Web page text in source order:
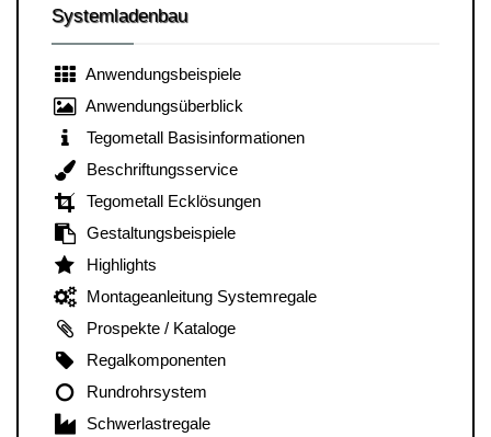
Systemladenbau
Anwendungsbeispiele
Anwendungsüberblick
Tegometall Basisinformationen
Beschriftungsservice
Tegometall Ecklösungen
Gestaltungsbeispiele
Highlights
Montageanleitung Systemregale
Prospekte / Kataloge
Regalkomponenten
Rundrohrsystem
Schwerlastregale